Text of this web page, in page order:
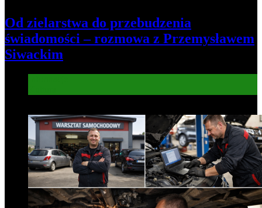
Od zielarstwa do przebudzenia
świadomości – rozmowa z Przemysławem
Siwackim